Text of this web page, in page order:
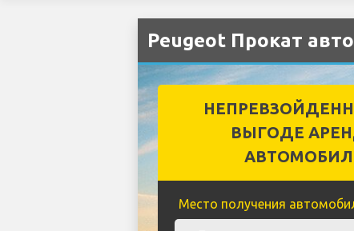
Peugeot Прокат
ВЫГОДЕ
Место получения